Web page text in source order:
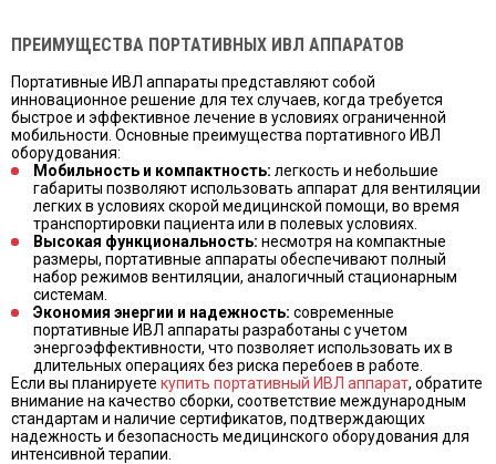
ПРЕИМУЩЕСТВА ПОРТАТИВНЫХ ИВЛ АППАРАТОВ
Портативные ИВЛ аппараты представляют собой
инновационное решение для тех случаев, когда требуется
быстрое и эффективное лечение в условиях ограниченной
мобильности. Основные преимущества портативного ИВЛ
оборудования:
Мобильность и компактность: легкость и небольшие
габариты позволяют использовать аппарат для вентиляции
легких в условиях скорой медицинской помощи, во время
транспортировки пациента или в полевых условиях.
Высокая функциональность: несмотря на компактные
размеры, портативные аппараты обеспечивают полный
набор режимов вентиляции, аналогичный стационарным
системам.
Экономия энергии и надежность: современные
портативные ИВЛ аппараты разработаны с учетом
энергоэффективности, что позволяет использовать их в
длительных операциях без риска перебоев в работе.
Если вы планируете купить портативный ИВЛ аппарат, обратите
внимание на качество сборки, соответствие международным
стандартам и наличие сертификатов, подтверждающих
надежность и безопасность медицинского оборудования для
интенсивной терапии.